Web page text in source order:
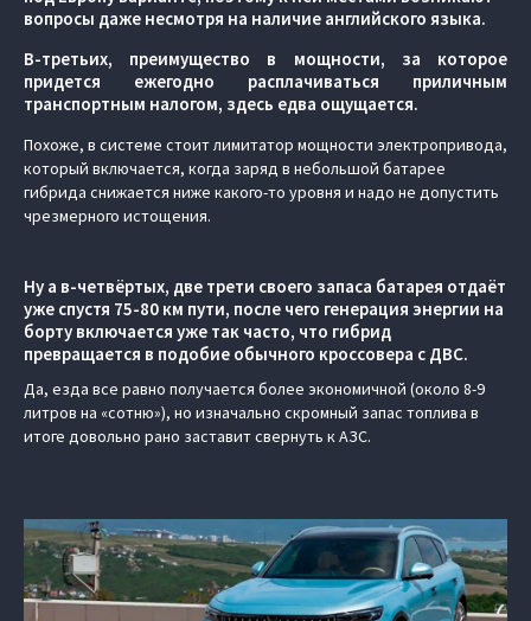
вопросы даже несмотря на наличие английского языка.
В-третьих, преимущество в мощности, за которое
придется ежегодно расплачиваться приличным
транспортным налогом, здесь едва ощущается.
Похоже, в системе стоит лимитатор мощности электропривода,
который включается, когда заряд в небольшой батарее
гибрида снижается ниже какого-то уровня и надо не допустить
чрезмерного истощения.
Ну а в-четвёртых, две трети своего запаса батарея отдаёт
уже спустя 75-80 км пути, после чего генерация энергии на
борту включается уже так часто, что гибрид
превращается в подобие обычного кроссовера с ДВС.
Да, езда все равно получается более экономичной (около 8-9
литров на «сотню»), но изначально скромный запас топлива в
итоге довольно рано заставит свернуть к АЗС.